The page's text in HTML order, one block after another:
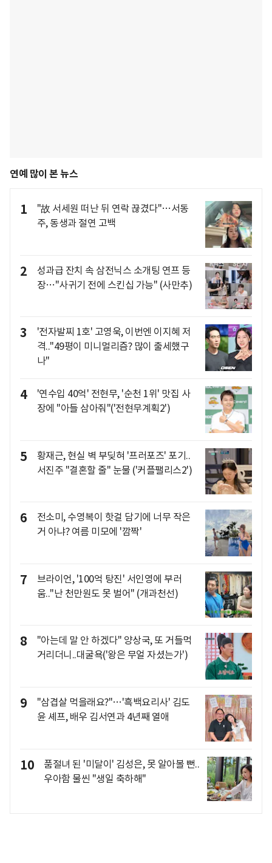
연예 많이 본 뉴스
1
"故 서세원 떠난 뒤 연락 끊겼다"…서동
주, 동생과 절연 고백
2
성과급 잔치 속 삼전닉스 소개팅 연프 등
장…"사귀기 전에 스킨십 가능" (사만추)
3
'전자발찌 1호' 고영욱, 이번엔 이지혜 저
격.."49평이 미니멀리즘? 많이 출세했구
나"
4
'연수입 40억' 전현무, '순천 1위' 맛집 사
장에 "아들 삼아줘"('전현무계획2')
5
황재근, 현실 벽 부딪혀 '프러포즈' 포기..
서진주 "결혼할 줄" 눈물 ('커플팰리스2')
6
전소미, 수영복이 핫걸 담기에 너무 작은
거 아냐? 여름 미모에 '깜짝'
7
브라이언, '100억 탕진' 서인영에 부러
움.."난 천만원도 못 벌어" (개과천선)
8
"아는데 말 안 하겠다" 양상국, 또 거들먹
거리더니..대굴욕('왕은 무얼 자셨는가')
9
"삼겹살 먹을래요?"…'흑백요리사' 김도
윤 셰프, 배우 김서연과 4년째 열애
10
품절녀 된 '미달이' 김성은, 못 알아볼 뻔..
우아함 물씬 "생일 축하해"